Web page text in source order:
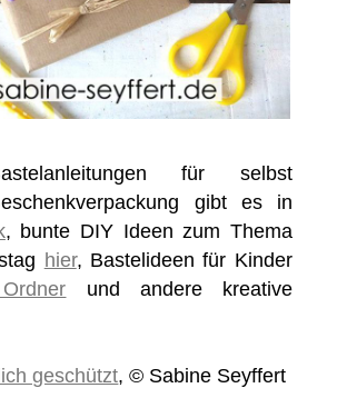
für selbst
gibt es in
, bunte DIY Ideen zum Thema
hier, Bastelideen für Kinder
und andere kreative
geschützt, © Sabine Seyffert